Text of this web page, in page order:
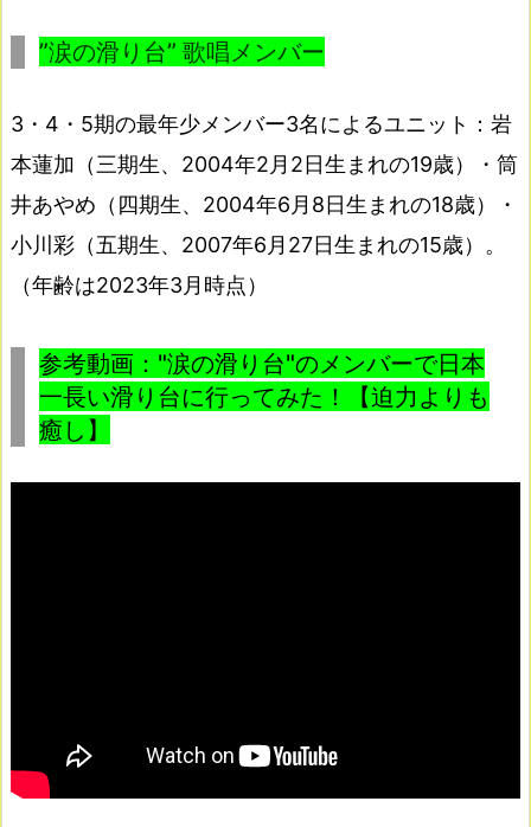
”涙の滑り台” 歌唱メンバー
3・4・5期の最年少メンバー3名によるユニット：岩
本蓮加（三期生、2004年2月2日生まれの19歳）・筒
井あやめ（四期生、2004年6月8日生まれの18歳）・
小川彩（五期生、2007年6月27日生まれの15歳）。
（年齢は2023年3月時点）
参考動画："涙の滑り台"のメンバーで日本
一長い滑り台に行ってみた！【迫力よりも
癒し】